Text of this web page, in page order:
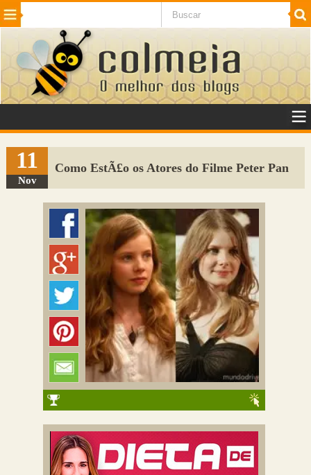
Beleza Cinema e TV
Internet Jogos NotÃ­cias SaÃºde
VeÃ­culos Adulto
Sugerir Link
Adicionar Blog
Colmeia Exchange
Perguntas Frequentes
11
Nov
Como EstÃ£o os Atores do Filme Peter Pan